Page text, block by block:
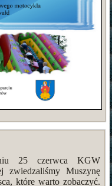
25 czerwca KGW
zwiedzaliśmy Muszynę
które warto zobaczyć.